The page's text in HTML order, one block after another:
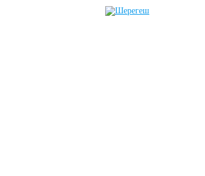
Перейти к основному содержанию